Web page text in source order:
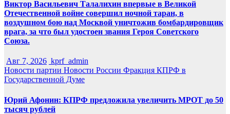
Виктор Васильевич Талалихин впервые в Великой
Отечественной войне совершил ночной таран, в
воздушном бою над Москвой уничтожив бомбардировщик
врага, за что был удостоен звания Героя Советского
Союза.
Авг 7, 2026 kprf_admin
Новости партии Новости России Фракция КПРФ в
Государственной Думе
Юрий Афонин: КПРФ предложила увеличить МРОТ до 50
тысяч рублей